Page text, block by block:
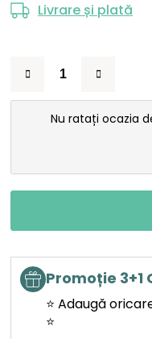
Livrare și plată
Nu ratați ocazia
Promoție 3+1
⭐ Adaugă
⭐